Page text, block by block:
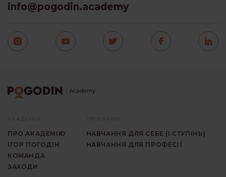
info@pogodin.academy
ПРО АКАДЕМІЮ
ІГОР ПОГОДІН
КОМАНДА
ЗАХОДИ
НАВЧАННЯ ДЛЯ СЕБЕ (I СТУПIНЬ)
НАВЧАННЯ ДЛЯ ПРОФЕСІЇ